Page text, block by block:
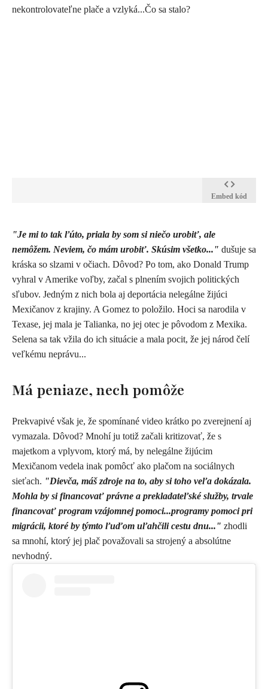
nekontrolovateľne plače a vzlyká...Čo sa stalo?
Embed kód
​"Je mi to tak ľúto, priala by som si niečo urobiť, ale
nemôžem. Neviem, čo mám urobiť. Skúsim všetko..." dušuje sa
kráska so slzami v očiach. Dôvod? Po tom, ako Donald Trump
vyhral v Amerike voľby, začal s plnením svojich politických
sľubov. Jedným z nich bola aj deportácia nelegálne žijúci
Mexičanov z krajiny. A Gomez to položilo. Hoci sa narodila v
Texase, jej mala je Talianka, no jej otec je pôvodom z Mexika.
Selena sa tak vžila do ich situácie a mala pocit, že jej národ čelí
veľkému neprávu...
Má peniaze, nech pomôže
Prekvapivé však je, že spomínané video krátko po zverejnení aj
vymazala. Dôvod? Mnohí ju totiž začali kritizovať, že s
majetkom a vplyvom, ktorý má, by nelegálne žijúcim
Mexičanom vedela inak pomôcť ako plačom na sociálnych
sieťach. "Dievča, máš zdroje na to, aby si toho veľa dokázala.
Mohla by si financovať právne a prekladateľské služby, trvale
financovať program vzájomnej pomoci...programy pomoci pri
migrácii, ktoré by týmto ľuďom uľahčili cestu dnu..." zhodli
sa mnohí, ktorý jej plač považovali sa strojený a absolútne
nevhodný.